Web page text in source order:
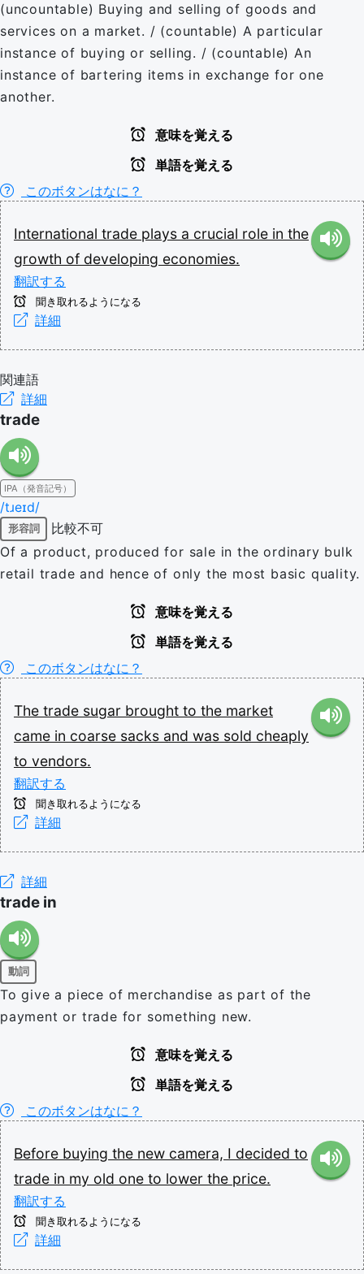
(uncountable) Buying and selling of goods and
services on a market. / (countable) A particular
instance of buying or selling. / (countable) An
instance of bartering items in exchange for one
another.
意味を覚える
単語を覚える
このボタンはなに？
International trade plays a crucial role in the
growth of developing economies.
翻訳する
聞き取れるようになる
詳細
関連語
詳細
trade
IPA（発音記号）
/tɹeɪd/
形容詞
比較不可
Of a product, produced for sale in the ordinary bulk
retail trade and hence of only the most basic quality.
意味を覚える
単語を覚える
このボタンはなに？
The trade sugar brought to the market
came in coarse sacks and was sold cheaply
to vendors.
翻訳する
聞き取れるようになる
詳細
詳細
trade in
動詞
To give a piece of merchandise as part of the
payment or trade for something new.
意味を覚える
単語を覚える
このボタンはなに？
Before buying the new camera, I decided to
trade in my old one to lower the price.
翻訳する
聞き取れるようになる
詳細